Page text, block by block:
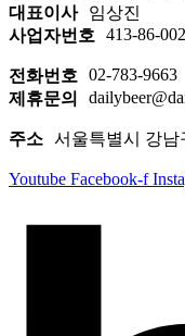
대표이사
임상진
사업자번호
413-86-
전화번호
02-783-9663
제휴문의
주소 서울특별시 강남
Youtube Facebook-f